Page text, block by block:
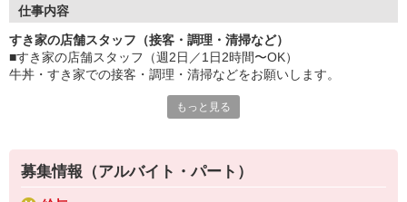
オシャレを捨てる必要はありません！
急な出費も安心♪
■社員登用あり
将来を考えている方は必見です。
なか卯、かつ庵、ココス、ジョリーパスタ、ビッグボーイ、華屋
ョーグループ！
その中のひとつ『すき家』でお仕事しませんか？
仕事内容
すき家の店舗スタッフ（接客・調理・清掃など）
■すき家の店舗スタッフ（週2日／1日2時間〜OK）
牛丼・すき家での接客・調理・清掃などをお願いします。
あなたの笑顔で！
すばやく提供！
もっと見る
募集情報（アルバイト・パート）